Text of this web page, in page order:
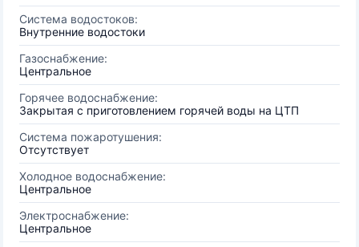
Система водостоков:
Внутренние водостоки
Газоснабжение:
Центральное
Горячее водоснабжение:
Закрытая с приготовлением горячей воды на ЦТП
Система пожаротушения:
Отсутствует
Холодное водоснабжение:
Центральное
Электроснабжение:
Центральное